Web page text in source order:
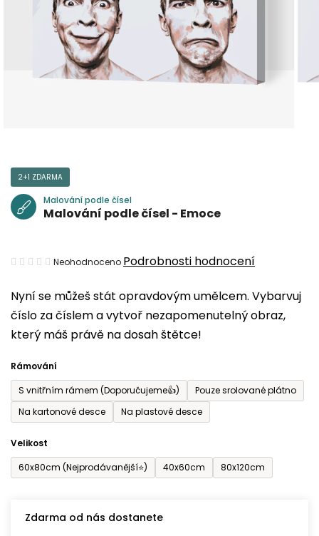
Nyní se můžeš stát opravdovým umělcem. Vybarvuj
číslo za číslem a vytvoř nezapomenutelný obraz,
který máš právě na dosah štětce!
Rámování
S vnitřním rámem (Doporučujeme👍)
Pouze srolované plátno
Na kartonové desce
Na plastové desce
Velikost
60x80cm (Nejprodávanější⭐)
40x60cm 80x120cm
Zdarma od nás dostanete
2+1 ZDARMA
Malování podle čísel
Malování podle čísel - Emoce
Průměrné
produktu
je
0,0
5
hvězdiček.
Neohodnoceno Podrobnosti hodnocení